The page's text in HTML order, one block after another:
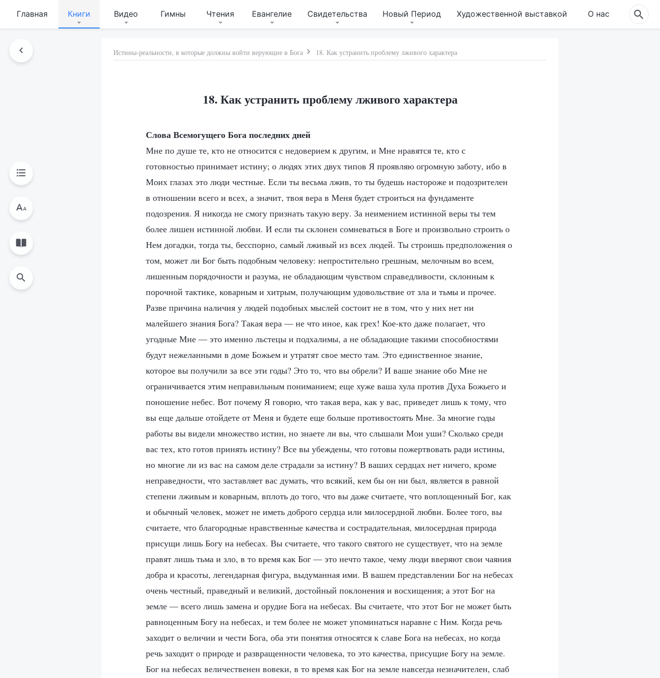
Главная Книги Видео Гимны Чтения Евангелие Свидетельства Новый Период Художественной выставкой О нас
Истины-реальности, в которые должны войти верующие в Бога 18. Как устранить проблему лживого характера
18. Как устранить проблему лживого характера
Слова Всемогущего Бога последних дней
Мне по душе те, кто не относится с недоверием к другим, и Мне нравятся те, кто с
готовностью принимает истину; о людях этих двух типов Я проявляю огромную заботу, ибо в
Моих глазах это люди честные. Если ты весьма лжив, то ты будешь настороже и подозрителен
в отношении всего и всех, а значит, твоя вера в Меня будет строиться на фундаменте
подозрения. Я никогда не смогу признать такую веру. За неимением истинной веры ты тем
более лишен истинной любви. И если ты склонен сомневаться в Боге и произвольно строить о
Нем догадки, тогда ты, бесспорно, самый лживый из всех людей. Ты строишь предположения о
том, может ли Бог быть подобным человеку: непростительно грешным, мелочным во всем,
лишенным порядочности и разума, не обладающим чувством справедливости, склонным к
порочной тактике, коварным и хитрым, получающим удовольствие от зла и тьмы и прочее.
Разве причина наличия у людей подобных мыслей состоит не в том, что у них нет ни
малейшего знания Бога? Такая вера — не что иное, как грех! Кое-кто даже полагает, что
угодные Мне — это именно льстецы и подхалимы, а не обладающие такими способностями
будут нежеланными в доме Божьем и утратят свое место там. Это единственное знание,
которое вы получили за все эти годы? Это то, что вы обрели? И ваше знание обо Мне не
ограничивается этим неправильным пониманием; еще хуже ваша хула против Духа Божьего и
поношение небес. Вот почему Я говорю, что такая вера, как у вас, приведет лишь к тому, что
вы еще дальше отойдете от Меня и будете еще больше противостоять Мне. За многие годы
работы вы видели множество истин, но знаете ли вы, что слышали Мои уши? Сколько среди
вас тех, кто готов принять истину? Все вы убеждены, что готовы пожертвовать ради истины,
но многие ли из вас на самом деле страдали за истину? В ваших сердцах нет ничего, кроме
неправедности, что заставляет вас думать, что всякий, кем бы он ни был, является в равной
степени лживым и коварным, вплоть до того, что вы даже считаете, что воплощенный Бог, как
и обычный человек, может не иметь доброго сердца или милосердной любви. Более того, вы
считаете, что благородные нравственные качества и сострадательная, милосердная природа
присущи лишь Богу на небесах. Вы считаете, что такого святого не существует, что на земле
правят лишь тьма и зло, в то время как Бог — это нечто такое, чему люди вверяют свои чаяния
добра и красоты, легендарная фигура, выдуманная ими. В вашем представлении Бог на небесах
очень честный, праведный и великий, достойный поклонения и восхищения; а этот Бог на
земле — всего лишь замена и орудие Бога на небесах. Вы считаете, что этот Бог не может быть
равноценным Богу на небесах, и тем более не может упоминаться наравне с Ним. Когда речь
заходит о величии и чести Бога, оба эти понятия относятся к славе Бога на небесах, но когда
речь заходит о природе и развращенности человека, то это качества, присущие Богу на земле.
Бог на небесах величественен вовеки, в то время как Бог на земле навсегда незначителен, слаб